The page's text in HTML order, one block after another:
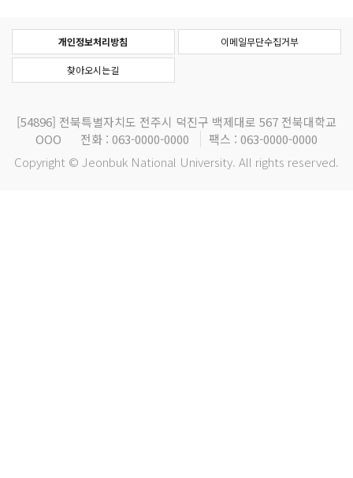
개인정보처리방침 이메일무단수집거부
찾아오시는길
[54896] 전북특별자치도 전주시 덕진구 백제대로 567 전북대학교
OOO
전화 : 063-0000-0000
팩스 : 063-0000-0000
Copyright © Jeonbuk National University. All rights reserved.